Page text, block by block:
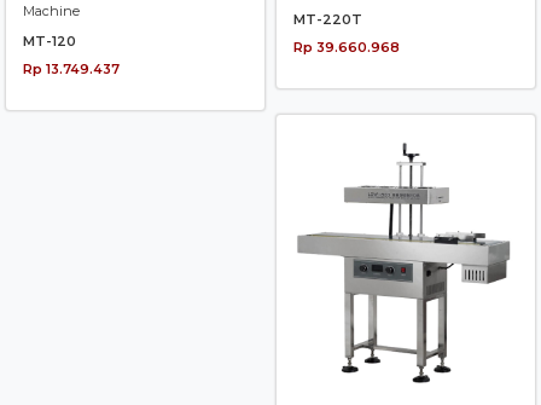
Machine
MT-120
Rp 13.749.437
MT-220T
Rp 39.660.968